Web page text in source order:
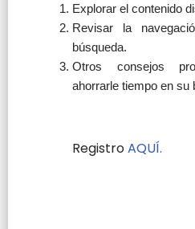
Explorar el contenido
Revisar la
búsqueda.
Otros consejos
ahorrarle tiempo en su
RegistroAQUÍ.